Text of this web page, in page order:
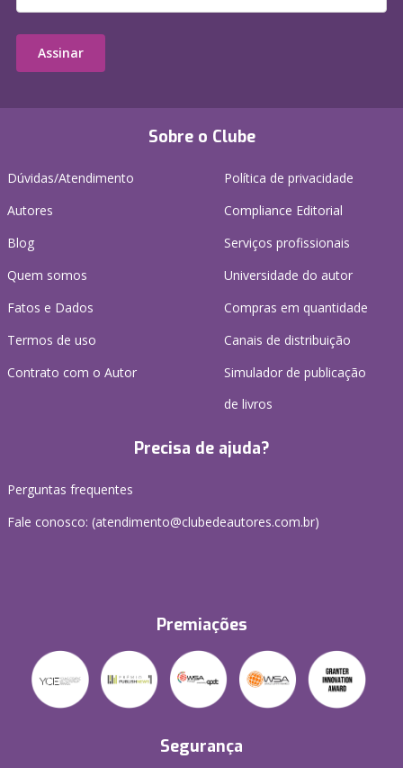
Sobre o Clube
Dúvidas/Atendimento
Autores
Blog
Quem somos
Fatos e Dados
Termos de uso
Contrato com o Autor
Política de privacidade
Compliance Editorial
Serviços profissionais
Universidade do autor
Compras em quantidade
Canais de distribuição
Simulador de publicação
de livros
Precisa de ajuda?
Perguntas frequentes
Fale conosco: (atendimento@clubedeautores.com.br)
Premiações
Segurança
Assinar